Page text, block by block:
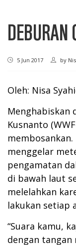
5 Jun 2017 by
Oleh: Nisa
Menghabiskan
Kusnanto
menggelar
pengamatan
di bawah laut
melelahkan
lakukan setiap
“Suara kamu,
dengan tangan